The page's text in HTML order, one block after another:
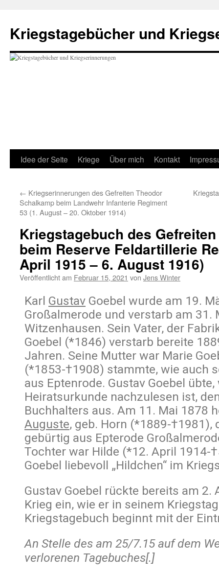
Kriegstagebücher und
Idee der Seite Kriege Über mich Kontakt
← Kriegserinnerungen des Gefreiten Theodor
Schalkamp beim Landwehr Infanterie Regiment
53 (1. August – 20. Oktober 1914)
Kriegstagebuch des
beim Reserve Feldartillerie
April 1915 – 6. August 1916)
Veröffentlicht am Februar 15, 2021 von Jens Winter
Karl Gustav Goebel wurde am 19.
Großalmerode und verstarb am 31.
Witzenhausen. Sein Vater, der
Goebel (*1846) verstarb bereite
Jahren. Seine Mutter war Marie
(*1853-†1908) stammte, wie auch
aus Eptenrode. Gustav Goebel
Heiratsurkunde nachzulesen ist,
Buchhalters aus. Am 11. Mai 1878
Auguste, geb. Horn (*1889-†1981),
gebürtig aus Epterode
Tochter war Hilde (*12. April 1914-
Goebel liebevoll „Hildchen“ im
Gustav Goebel rückte bereits am 2.
Krieg ein, wie er in seinem
Kriegstagebuch beginnt mit der
An Stelle des am 25/7.15 auf dem
verlorenen Tagebuches[.]